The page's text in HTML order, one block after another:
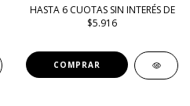
HASTA 6 CUOTAS SIN INTERÉS DE
$5.916
COMPRAR